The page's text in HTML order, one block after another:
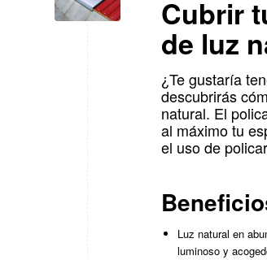
Cubrir
de luz
¿Te gustaría
descubrirás
natural. El
al máximo tu
el uso de
Luz natural en
luminoso y